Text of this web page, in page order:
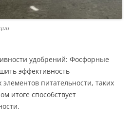
удобрений: Фосфорные
эффективность
элементов питательности, таких
итоге способствует